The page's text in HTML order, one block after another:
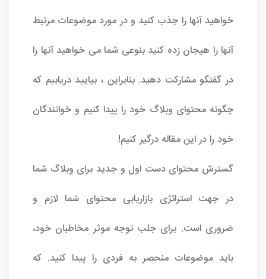
خواهید آنها را جذب کنید و در مورد موضوعات مرتبط
آنها را هیجان زده کنید بنوعی شما می خواهید آنها را
در گفتگو مشارکت دهید. بنابراین ، بیایید دریابیم که
چگونه محتوای وبلاگ خود را پیدا کنیم و خوانندگان
خود را در این مقاله درگیر کنیم!
گسترش محتوای دست اول و جدید برای وبلاگ شما
در جهت استراتژی بازاریابی محتوای شما لازم و
ضروری است. برای جلب توجه موثر مخاطبان خود،
باید موضوعات منحصر به فردی را پیدا کنید. که